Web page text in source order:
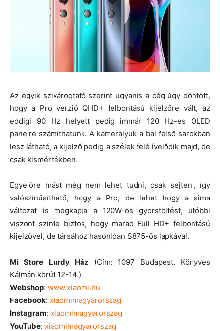
Az egyik szivárogtató szerint ugyanis a cég úgy döntött,
hogy a Pro verzió QHD+ felbontású kijelzőre vált, az
eddigi 90 Hz helyett pedig immár 120 Hz-es OLED
panelre számíthatunk. A kameralyuk a bal felső sarokban
lesz látható, a kijelző pedig a szélek felé ívelődik majd, de
csak kismértékben.
Egyelőre mást még nem lehet tudni, csak sejteni, így
valószínűsíthető, hogy a Pro, de lehet hogy a sima
változat is megkapja a 120W-os gyorstöltést, utóbbi
viszont szinte biztos, hogy marad Full HD+ felbontású
kijelzővel, de társához hasonlóan S875-ös lapkával.
Mi Store Lurdy Ház (Cím: 1097 Budapest, Könyves
Kálmán körút 12-14.)
Webshop: www.xiaomi.hu
Facebook: xiaomimagyarorszag
Instagram: xiaomimagyarorszag
YouTube: xiaomimagyarorszag